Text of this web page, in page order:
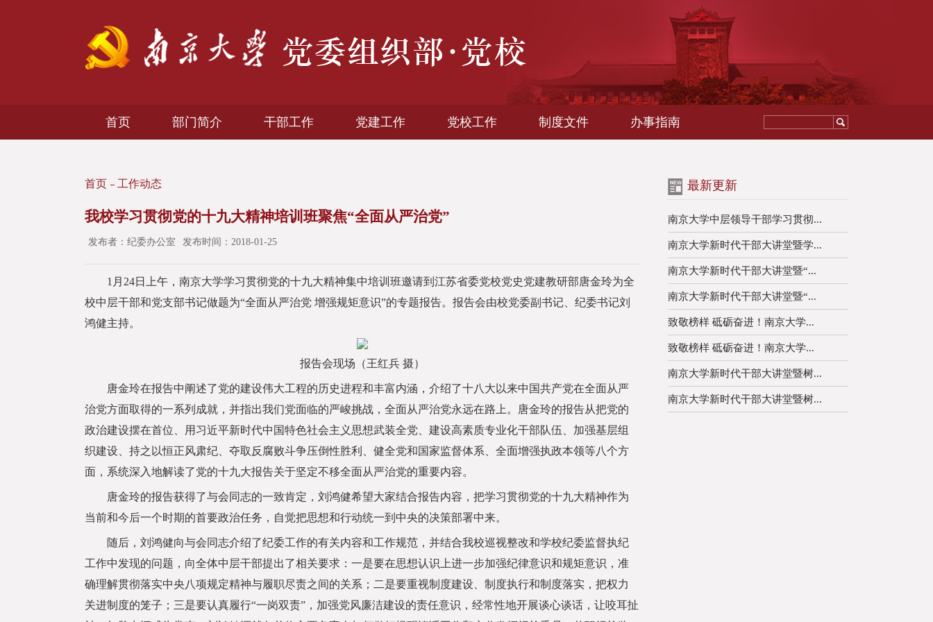
首页 部门简介 干部工作 党建工作 党校工作 制度文件 办事指南
首页 工作动态
我校学习贯彻党的十九大精神培训班聚焦“全面从严治党”
发布者：纪委办公室 发布时间：2018-01-25
1月24日上午，南京大学学习贯彻党的十九大精神集中培训班邀请到江苏省委党校党史党建教研部唐金玲为全
校中层干部和党支部书记做题为“全面从严治党 增强规矩意识”的专题报告。报告会由校党委副书记、纪委书记刘
鸿健主持。
报告会现场（王红兵 摄）
唐金玲在报告中阐述了党的建设伟大工程的历史进程和丰富内涵，介绍了十八大以来中国共产党在全面从严
治党方面取得的一系列成就，并指出我们党面临的严峻挑战，全面从严治党永远在路上。唐金玲的报告从把党的
政治建设摆在首位、用习近平新时代中国特色社会主义思想武装全党、建设高素质专业化干部队伍、加强基层组
织建设、持之以恒正风肃纪、夺取反腐败斗争压倒性胜利、健全党和国家监督体系、全面增强执政本领等八个方
面，系统深入地解读了党的十九大报告关于坚定不移全面从严治党的重要内容。
唐金玲的报告获得了与会同志的一致肯定，刘鸿健希望大家结合报告内容，把学习贯彻党的十九大精神作为
当前和今后一个时期的首要政治任务，自觉把思想和行动统一到中央的决策部署中来。
随后，刘鸿健向与会同志介绍了纪委工作的有关内容和工作规范，并结合我校巡视整改和学校纪委监督执纪
工作中发现的问题，向全体中层干部提出了相关要求：一是要在思想认识上进一步加强纪律意识和规矩意识，准
确理解贯彻落实中央八项规定精神与履职尽责之间的关系；二是要重视制度建设、制度执行和制度落实，把权力
关进制度的笼子；三是要认真履行“一岗双责”，加强党风廉洁建设的责任意识，经常性地开展谈心谈话，让咬耳扯
最新更新
南京大学中层领导干部学习贯彻...
南京大学新时代干部大讲堂暨学...
南京大学新时代干部大讲堂暨“...
南京大学新时代干部大讲堂暨“...
致敬榜样 砥砺奋进！南京大学...
致敬榜样 砥砺奋进！南京大学...
南京大学新时代干部大讲堂暨树...
南京大学新时代干部大讲堂暨树...